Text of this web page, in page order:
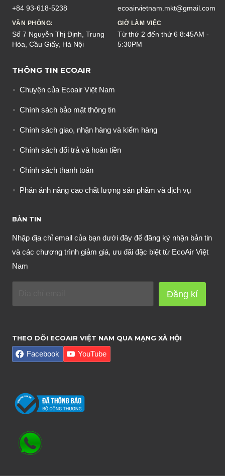
+84 93-618-5238 ecoairvietnam.mkt@gmail.com
VĂN PHÒNG:
Số 7 Nguyễn Thị Định, Trung
Hòa, Cầu Giấy, Hà Nội
GIỜ LÀM VIỆC
Từ thứ 2 đến thứ 6 8:45AM -
5:30PM
THÔNG TIN ECOAIR
Chuyện của Ecoair Việt Nam
Chính sách bảo mật thông tin
Chính sách giao, nhận hàng và kiểm hàng
Chính sách đổi trả và hoàn tiền
Chính sách thanh toán
Phản ánh nâng cao chất lượng sản phẩm và dịch vụ
BẢN TIN
Nhập địa chỉ email của bạn dưới đây để đăng ký nhận bản tin
và các chương trình giảm giá, ưu đãi đặc biệt từ EcoAir Việt
Nam
Đăng kí
THEO DÕI ECOAIR VIỆT NAM QUA MẠNG XÃ HỘI
Facebook YouTube